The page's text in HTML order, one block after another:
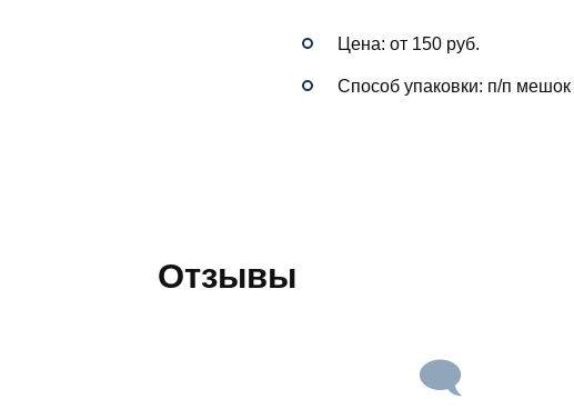
Цена: от 150 руб.
Способ упаковки: п/п мешок
Отзывы